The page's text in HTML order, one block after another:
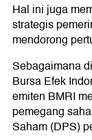
Hal ini juga
strategis
mendorong
Sebagaimana
Bursa Efek
emiten BMRI
pemegang
Saham (DPS)